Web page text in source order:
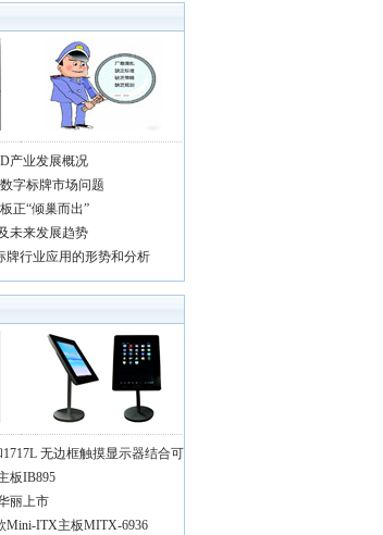
产业发展概况
字标牌市场问题
正“倾巢而出”
未来发展趋势
牌行业应用的形势和分析
无边框触摸显示器结合可
板IB895
丽上市
Mini-ITX主板MITX-6936